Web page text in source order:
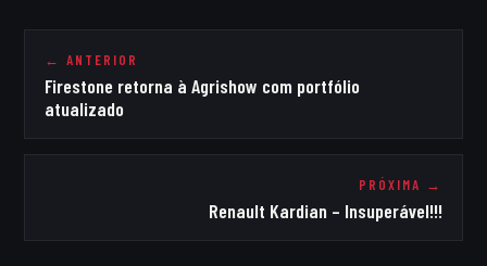
← ANTERIOR
Firestone retorna à Agrishow com portfólio
atualizado
PRÓXIMA →
Renault Kardian – Insuperável!!!